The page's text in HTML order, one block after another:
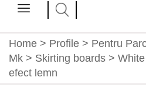
Home > Profile > Pentru
Mk > Skirting boards > White
efect lemn